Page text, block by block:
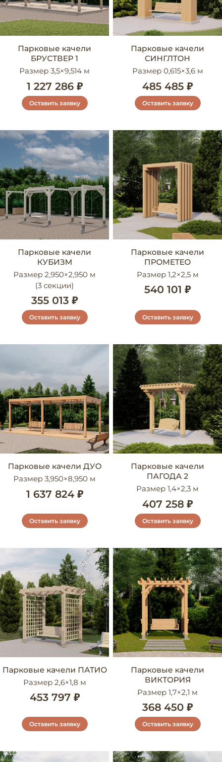
Парковые качели
БРУСТВЕР 1
Размер 3,5×9,514 м
1 227 286 ₽
Оставить заявку
Парковые качели
СИНГЛТОН
Размер 0,615×3,6 м
485 485 ₽
Оставить заявку
Парковые качели
КУБИЗМ
Размер 2,950×2,950 м
(3 секции)
355 013 ₽
Оставить заявку
Парковые качели
ПРОМЕТЕО
Размер 1,2×2,5 м
540 101 ₽
Оставить заявку
Парковые качели ДУО
Размер 3,950×8,950 м
1 637 824 ₽
Оставить заявку
Парковые качели
ПАГОДА 2
Размер 1,4×2,3 м
407 258 ₽
Оставить заявку
Парковые качели ПАТИО
Размер 2,6×1,8 м
453 797 ₽
Оставить заявку
Парковые качели
ВИКТОРИЯ
Размер 1,7×2,1 м
368 450 ₽
Оставить заявку